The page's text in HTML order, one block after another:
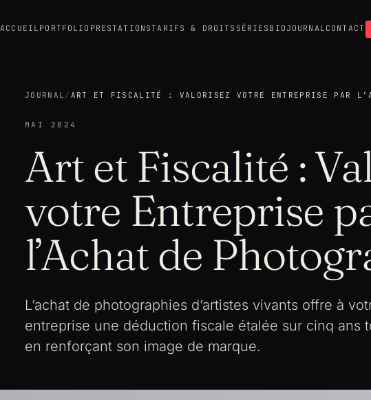
ACCUEIL PORTFOLIO PRESTATIONSTARIFS & DROITS SÉRIES BIOJOURNAL CONTACT
JOURNAL / ART ET FISCALITÉ : VALORISEZ VOTRE ENTREPRISE PAR
MAI 2024
Art et Fiscalité :
votre Entreprise
l’Achat de
L’achat de photographies d’artistes vivants offre à
entreprise une déduction fiscale étalée sur cinq ans
en renforçant son image de marque.